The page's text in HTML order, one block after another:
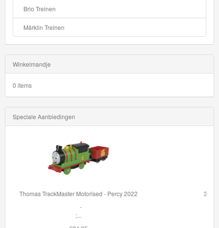
Brio Treinen
Märklin Treinen
Winkelmandje
0 items
Speciale Aanbiedingen
36002 BRIO My First Railway Light Up Rainbow Set